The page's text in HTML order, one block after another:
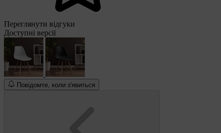
Переглянути відгуки
Доступні версії
Повідомте, коли з'явиться